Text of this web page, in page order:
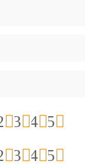
5
4
3
5
4
3